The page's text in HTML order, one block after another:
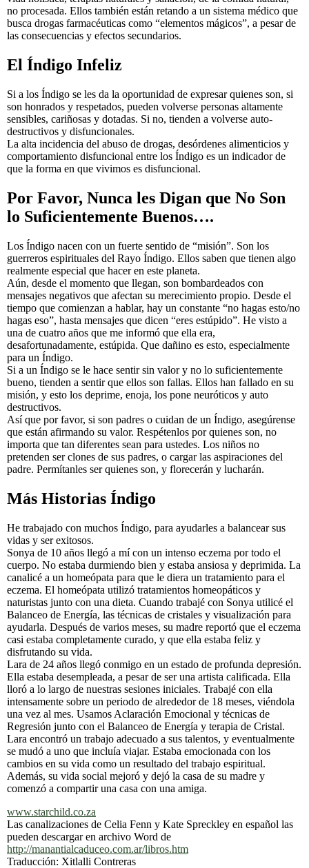
no procesada. Ellos también están retando a un sistema médico que
busca drogas farmacéuticas como “elementos mágicos”, a pesar de
las consecuencias y efectos secundarios.
El Índigo Infeliz
Si a los Índigo se les da la oportunidad de expresar quienes son, si
son honrados y respetados, pueden volverse personas altamente
sensibles, cariñosas y dotadas. Si no, tienden a volverse auto-
destructivos y disfuncionales.
La alta incidencia del abuso de drogas, desórdenes alimenticios y
comportamiento disfuncional entre los Índigo es un indicador de
que la forma en que vivimos es disfuncional.
Por Favor, Nunca les Digan que No Son
lo Suficientemente Buenos….
Los Índigo nacen con un fuerte sentido de “misión”. Son los
guerreros espirituales del Rayo Índigo. Ellos saben que tienen algo
realmente especial que hacer en este planeta.
Aún, desde el momento que llegan, son bombardeados con
mensajes negativos que afectan su merecimiento propio. Desde el
tiempo que comienzan a hablar, hay un constante “no hagas esto/no
hagas eso”, hasta mensajes que dicen “eres estúpido”. He visto a
una de cuatro años que me informó que ella era,
desafortunadamente, estúpida. Que dañino es esto, especialmente
para un Índigo.
Si a un Índigo se le hace sentir sin valor y no lo suficientemente
bueno, tienden a sentir que ellos son fallas. Ellos han fallado en su
misión, y esto los deprime, enoja, los pone neuróticos y auto
destructivos.
Así que por favor, si son padres o cuidan de un Índigo, asegúrense
que están afirmando su valor. Respétenlos por quienes son, no
importa que tan diferentes sean para ustedes. Los niños no
pretenden ser clones de sus padres, o cargar las aspiraciones del
padre. Permítanles ser quienes son, y florecerán y lucharán.
Más Historias Índigo
He trabajado con muchos Índigo, para ayudarles a balancear sus
vidas y ser exitosos.
Sonya de 10 años llegó a mí con un intenso eczema por todo el
cuerpo. No estaba durmiendo bien y estaba ansiosa y deprimida. La
canalicé a un homeópata para que le diera un tratamiento para el
eczema. El homeópata utilizó tratamientos homeopáticos y
naturistas junto con una dieta. Cuando trabajé con Sonya utilicé el
Balanceo de Energía, las técnicas de cristales y visualización para
ayudarla. Después de varios meses, su madre reportó que el eczema
casi estaba completamente curado, y que ella estaba feliz y
disfrutando su vida.
Lara de 24 años llegó conmigo en un estado de profunda depresión.
Ella estaba desempleada, a pesar de ser una artista calificada. Ella
lloró a lo largo de nuestras sesiones iniciales. Trabajé con ella
intensamente sobre un periodo de alrededor de 18 meses, viéndola
una vez al mes. Usamos Aclaración Emocional y técnicas de
Regresión junto con el Balanceo de Energía y terapia de Cristal.
Lara encontró un trabajo adecuado a sus talentos, y eventualmente
se mudó a uno que incluía viajar. Estaba emocionada con los
cambios en su vida como un resultado del trabajo espiritual.
Además, su vida social mejoró y dejó la casa de su madre y
comenzó a compartir una casa con una amiga.
www.starchild.co.za
Las canalizaciones de Celia Fenn y Kate Spreckley en español las
pueden descargar en archivo Word de
http://manantialcaduceo.com.ar/libros.htm
Traducción: Xitlalli Contreras